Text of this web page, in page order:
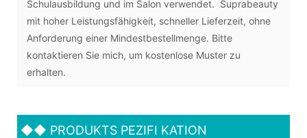
Schulausbildung und im Salon verwendet. Suprabeauty
mit hoher Leistungsfähigkeit, schneller Lieferzeit, ohne
Anforderung einer Mindestbestellmenge. Bitte
kontaktieren Sie mich, um kostenlose Muster zu
erhalten.
◆◆ PRODUKTS PEZIFI KATION